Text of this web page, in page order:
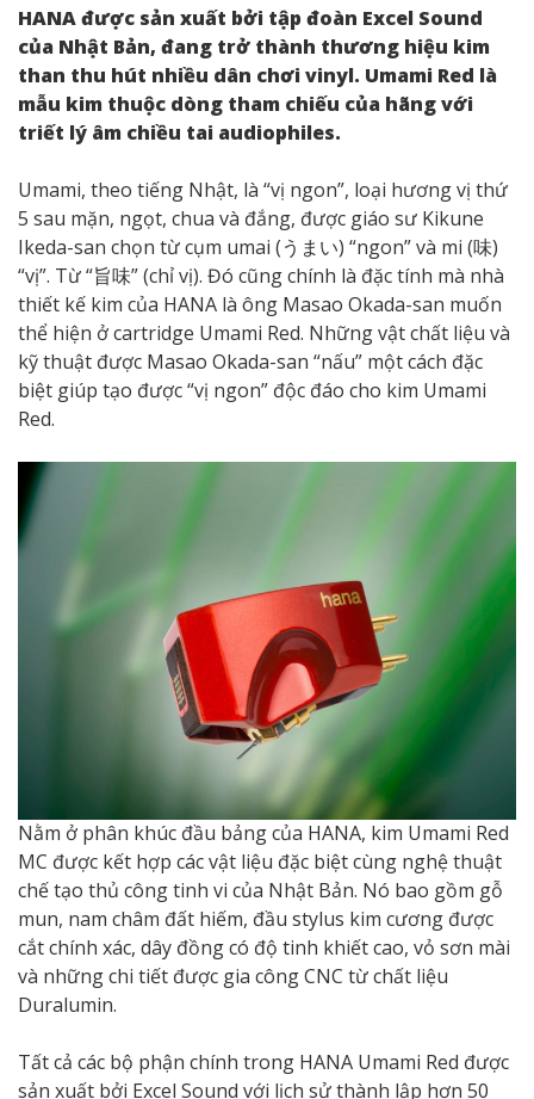
HANA được sản xuất bởi tập đoàn Excel Sound
của Nhật Bản, đang trở thành thương hiệu kim
than thu hút nhiều dân chơi vinyl. Umami Red là
mẫu kim thuộc dòng tham chiếu của hãng với
triết lý âm chiều tai audiophiles.
Umami, theo tiếng Nhật, là “vị ngon”, loại hương vị thứ
5 sau mặn, ngọt, chua và đắng, được giáo sư Kikune
Ikeda-san chọn từ cụm umai (うまい) “ngon” và mi (味)
“vị”. Từ “旨味” (chỉ vị). Đó cũng chính là đặc tính mà nhà
thiết kế kim của HANA là ông Masao Okada-san muốn
thể hiện ở cartridge Umami Red. Những vật chất liệu và
kỹ thuật được Masao Okada-san “nấu” một cách đặc
biệt giúp tạo được “vị ngon” độc đáo cho kim Umami
Red.
Nằm ở phân khúc đầu bảng của HANA, kim Umami Red
MC được kết hợp các vật liệu đặc biệt cùng nghệ thuật
chế tạo thủ công tinh vi của Nhật Bản. Nó bao gồm gỗ
mun, nam châm đất hiếm, đầu stylus kim cương được
cắt chính xác, dây đồng có độ tinh khiết cao, vỏ sơn mài
và những chi tiết được gia công CNC từ chất liệu
Duralumin.
Tất cả các bộ phận chính trong HANA Umami Red được
sản xuất bởi Excel Sound với lịch sử thành lập hơn 50